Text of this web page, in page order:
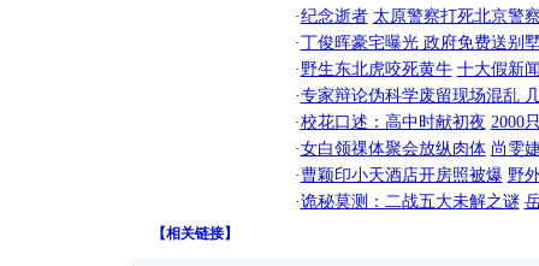
·纪念逝者 太原警察打死北京警
·丁俊晖豪宅曝光 政府免费送别
·野生东北虎咬死黄牛 十大假新
·专家辩论伪科学废留现场混乱
·校花口述：高中时献初夜 2000
·女白领祼体聚会放纵肉体 尚雯
·曹颖印小天酒店开房照被爆 野
·诡秘莫测：二战五大未解之谜
【相关链接】